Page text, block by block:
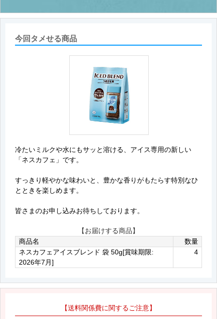
今回タメせる商品
冷たいミルクや水にもサッと溶ける、アイス専用の新しい
「ネスカフェ」です。
すっきり軽やかな味わいと、豊かな香りがもたらす特別なひ
とときを楽しめます。
皆さまのお申し込みお待ちしております。
【お届けする商品】
商品名
数量
ネスカフェアイスブレンド 袋 50g[賞味期限:
2026年7月]
4
【送料関係費に関するご注意】